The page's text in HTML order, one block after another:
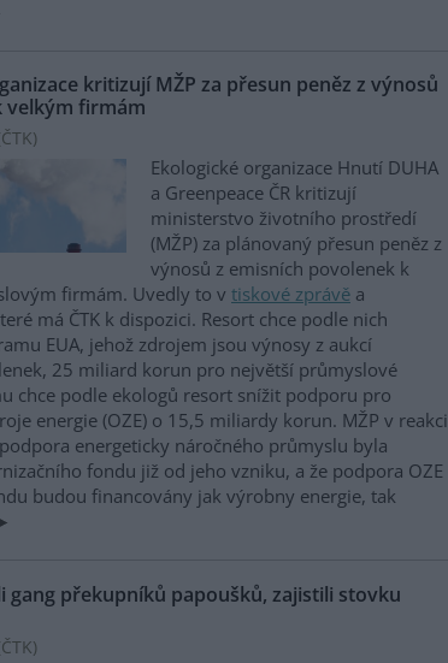
kritizují MŽP za přesun peněz z výnosů
velkým firmám
ČTK)
Ekologické organizace Hnutí DUHA
a Greenpeace ČR kritizují
ministerstvo životního prostředí
(MŽP) za plánovaný přesun peněz z
výnosů z emisních povolenek k
firmám. Uvedly to v tiskové zprávě a
má ČTK k dispozici. Resort chce podle nich
EUA, jehož zdrojem jsou výnosy z aukcí
25 miliard korun pro největší průmyslové
chce podle ekologů resort snížit podporu pro
energie (OZE) o 15,5 miliardy korun. MŽP v reakci
energeticky náročného průmyslu byla
fondu již od jeho vzniku, a že podpora OZE
budou financovány jak výrobny energie, tak
gang překupníků papoušků, zajistili stovku
ČTK)